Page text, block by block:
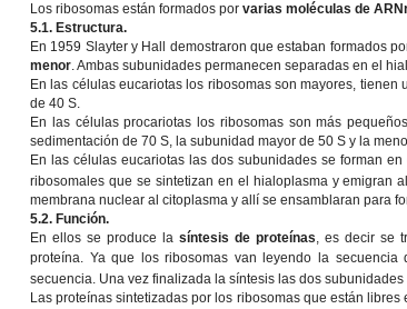
Los ribosomas están formados por varias moléculas de
5.1. Estructura.
En 1959 Slayter y Hall demostraron que estaban formados
menor. Ambas subunidades permanecen separadas en el
En las células eucariotas los ribosomas son mayores,
de 40 S.
En las células procariotas los ribosomas son más
sedimentación de 70 S, la subunidad mayor de 50 S y la
En las células eucariotas las dos subunidades se forman
ribosomales que se sintetizan en el hialoplasma y emigran
membrana nuclear al citoplasma y allí se ensamblaran para
5.2. Función.
En ellos se produce lasíntesis de proteínas , es decir se
proteína. Ya que los ribosomas van leyendo la secuencia
secuencia. Una vez finalizada la síntesis las dos subunidades
Las proteínas sintetizadas por los ribosomas que están